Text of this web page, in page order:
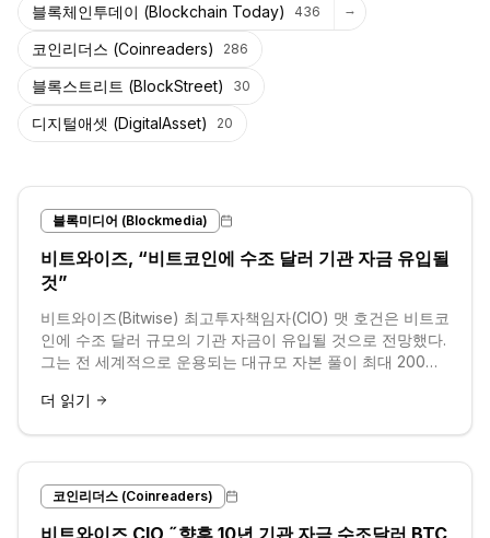
블록체인투데이 (Blockchain Today) 436 →
코인리더스 (Coinreaders) 286
블록스트리트 (BlockStreet) 30
디지털애셋 (DigitalAsset) 20
블록미디어 (Blockmedia)
비트와이즈, “비트코인에 수조 달러 기관 자금 유입될
것”
비트와이즈(Bitwise) 최고투자책임자(CIO) 맷 호건은 비트코
인에 수조 달러 규모의 기관 자금이 유입될 것으로 전망했다.
그는 전 세계적으로 운용되는 대규모 자본 풀이 최대 200조
청난 장기적 성장을 견인할 수
더 읽기
코인리더스 (Coinreaders)
비트와이즈 CIO ˝향후 10년 기관 자금 수조달러 BTC